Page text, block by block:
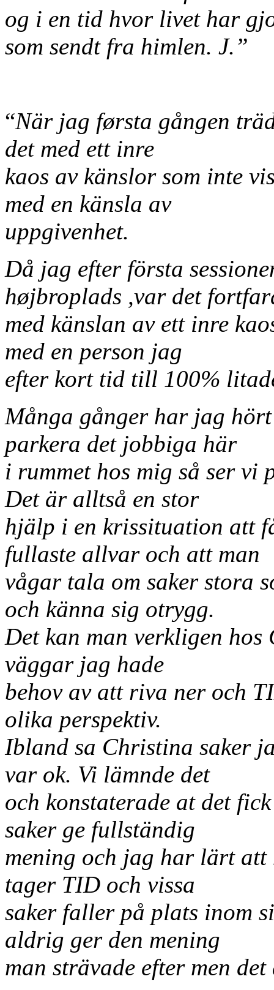
og i en tid hvor livet har
som sendt fra himlen. J.”
“När jag førsta gången
det med ett inre
kaos av känslor som inte
med en känsla av
uppgivenhet.
Då jag efter första
højbroplads ,var det
med känslan av ett inre
med en person jag
efter kort tid till 100%
Många gånger har jag
parkera det jobbiga här
i rummet hos mig så ser vi
Det är alltså en stor
hjälp i en krissituation att
fullaste allvar och att man
vågar tala om saker stora
och känna sig otrygg.
Det kan man verkligen
väggar jag hade
behov av att riva ner och
olika perspektiv.
Ibland sa Christina saker
var ok. Vi lämnde det
och konstaterade at det
saker ge fullständig
mening och jag har lärt att
tager TID och vissa
saker faller på plats inom
aldrig ger den mening
man strävade efter men